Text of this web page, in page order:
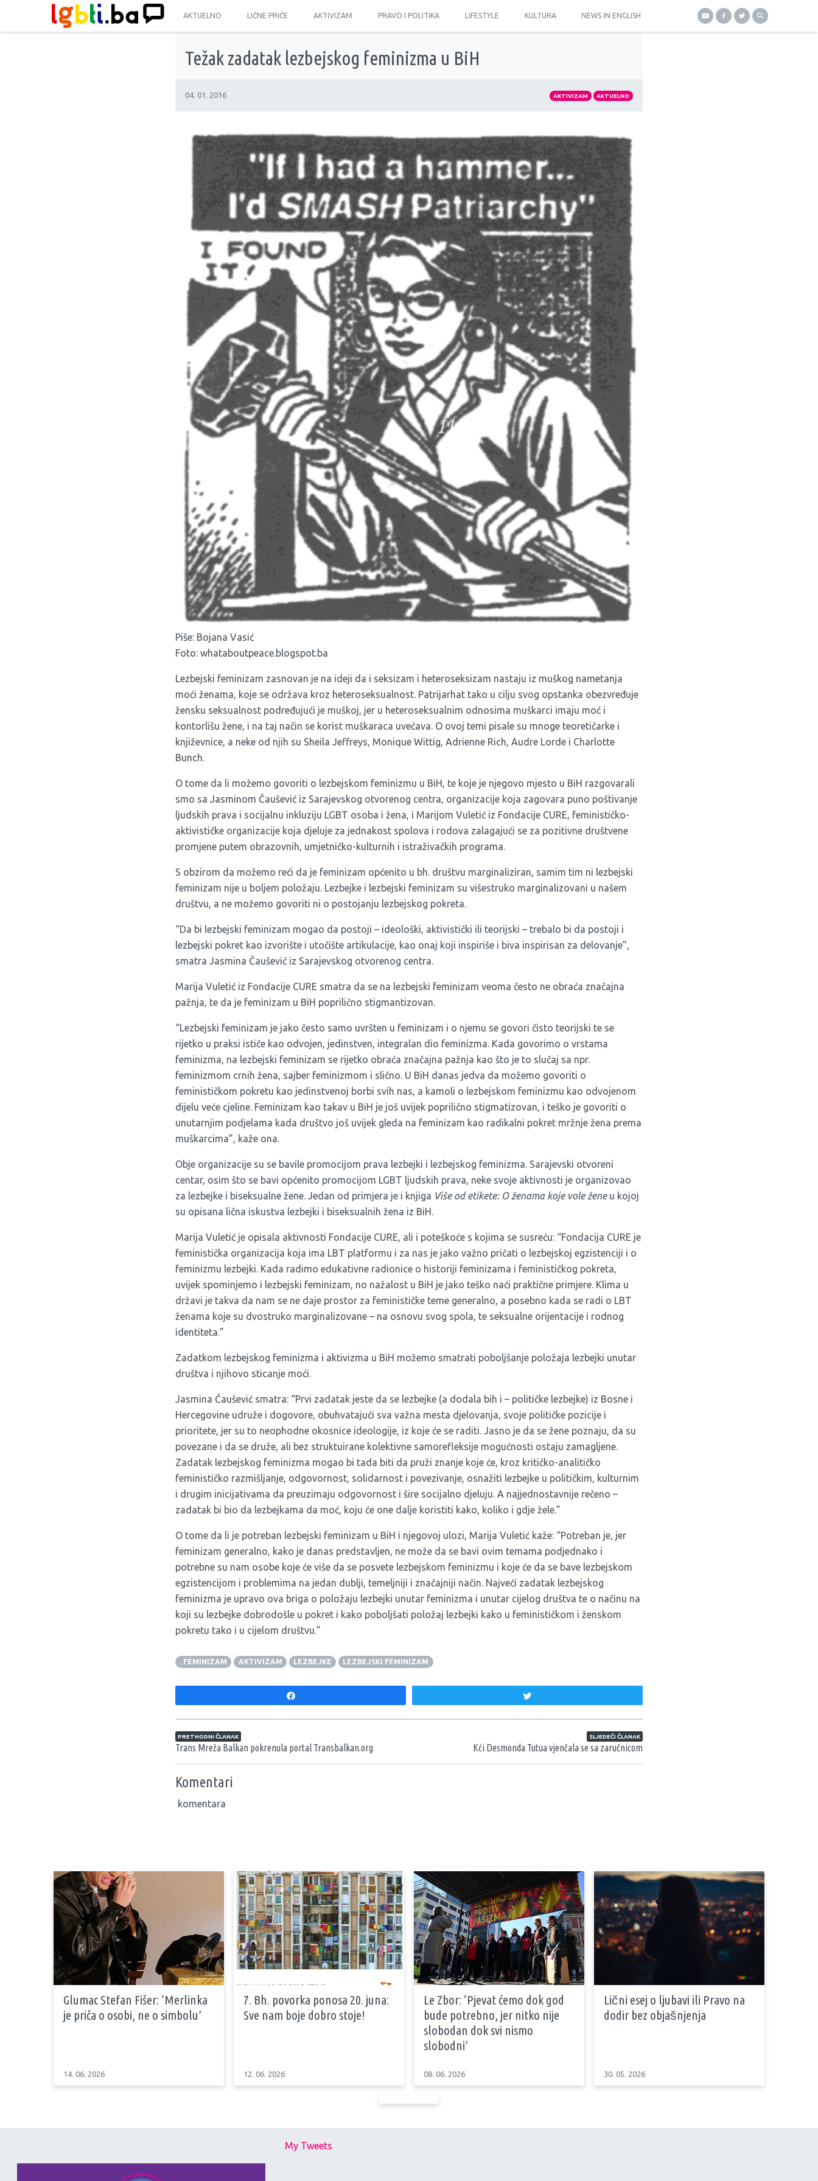
AKTUELNO LIČNE PRIČE AKTIVIZAM PRAVO I POLITIKA LIFESTYLE KULTURA NEWS IN ENGLISH
Težak zadatak lezbejskog feminizma u BiH
04. 01. 2016 AKTIVIZAM AKTUELNO
Piše: Bojana Vasić
Foto: whataboutpeace.blogspot.ba
Lezbejski feminizam zasnovan je na ideji da i seksizam i heteroseksizam nastaju iz muškog nametanja
moći ženama, koje se održava kroz heteroseksualnost. Patrijarhat tako u cilju svog opstanka obezvređuje
žensku seksualnost podređujući je muškoj, jer u heteroseksualnim odnosima muškarci imaju moć i
kontorlišu žene, i na taj način se korist muškaraca uvećava. O ovoj temi pisale su mnoge teoretičarke i
književnice, a neke od njih su Sheila Jeffreys, Monique Wittig, Adrienne Rich, Audre Lorde i Charlotte
Bunch.
O tome da li možemo govoriti o lezbejskom feminizmu u BiH, te koje je njegovo mjesto u BiH razgovarali
smo sa Jasminom Čaušević iz Sarajevskog otvorenog centra, organizacije koja zagovara puno poštivanje
ljudskih prava i socijalnu inkluziju LGBT osoba i žena, i Marijom Vuletić iz Fondacije CURE, feminističko-
aktivističke organizacije koja djeluje za jednakost spolova i rodova zalagajući se za pozitivne društvene
promjene putem obrazovnih, umjetničko-kulturnih i istraživačkih programa.
S obzirom da možemo reći da je feminizam općenito u bh. društvu marginaliziran, samim tim ni lezbejski
feminizam nije u boljem položaju. Lezbejke i lezbejski feminizam su višestruko marginalizovani u našem
društvu, a ne možemo govoriti ni o postojanju lezbejskog pokreta.
“Da bi lezbejski feminizam mogao da postoji – ideološki, aktivistički ili teorijski – trebalo bi da postoji i
lezbejski pokret kao izvorište i utočište artikulacije, kao onaj koji inspiriše i biva inspirisan za delovanje”,
smatra Jasmina Čaušević iz Sarajevskog otvorenog centra.
Marija Vuletić iz Fondacije CURE smatra da se na lezbejski feminizam veoma često ne obraća značajna
pažnja, te da je feminizam u BiH poprilično stigmantizovan.
“Lezbejski feminizam je jako često samo uvršten u feminizam i o njemu se govori čisto teorijski te se
rijetko u praksi ističe kao odvojen, jedinstven, integralan dio feminizma. Kada govorimo o vrstama
feminizma, na lezbejski feminizam se rijetko obraća značajna pažnja kao što je to slučaj sa npr.
feminizmom crnih žena, sajber feminizmom i slično. U BiH danas jedva da možemo govoriti o
feminističkom pokretu kao jedinstvenoj borbi svih nas, a kamoli o lezbejskom feminizmu kao odvojenom
dijelu veće cjeline. Feminizam kao takav u BiH je još uvijek poprilično stigmatizovan, i teško je govoriti o
unutarnjim podjelama kada društvo još uvijek gleda na feminizam kao radikalni pokret mržnje žena prema
muškarcima”, kaže ona.
Obje organizacije su se bavile promocijom prava lezbejki i lezbejskog feminizma. Sarajevski otvoreni
centar, osim što se bavi općenito promocijom LGBT ljudskih prava, neke svoje aktivnosti je organizovao
za lezbejke i biseksualne žene. Jedan od primjera je i knjiga Više od etikete: O ženama koje vole ženeu kojoj
su opisana lična iskustva lezbejki i biseksualnih žena iz BiH.
Marija Vuletić je opisala aktivnosti Fondacije CURE, ali i poteškoće s kojima se susreću: “Fondacija CURE je
feministička organizacija koja ima LBT platformu i za nas je jako važno pričati o lezbejskoj egzistenciji i o
feminizmu lezbejki. Kada radimo edukativne radionice o historiji feminizama i feminističkog pokreta,
uvijek spominjemo i lezbejski feminizam, no nažalost u BiH je jako teško naći praktične primjere. Klima u
državi je takva da nam se ne daje prostor za feminističke teme generalno, a posebno kada se radi o LBT
ženama koje su dvostruko marginalizovane – na osnovu svog spola, te seksualne orijentacije i rodnog
identiteta.”
Zadatkom lezbejskog feminizma i aktivizma u BiH možemo smatrati poboljšanje položaja lezbejki unutar
društva i njihovo sticanje moći.
Jasmina Čaušević smatra: “Prvi zadatak jeste da se lezbejke (a dodala bih i – političke lezbejke) iz Bosne i
Hercegovine udruže i dogovore, obuhvatajući sva važna mesta djelovanja, svoje političke pozicije i
prioritete, jer su to neophodne okosnice ideologije, iz koje će se raditi. Jasno je da se žene poznaju, da su
povezane i da se druže, ali bez struktuirane kolektivne samorefleksije mogućnosti ostaju zamagljene.
Zadatak lezbejskog feminizma mogao bi tada biti da pruži znanje koje će, kroz kritičko-analitičko
feminističko razmišljanje, odgovornost, solidarnost i povezivanje, osnažiti lezbejke u političkim, kulturnim
i drugim inicijativama da preuzimaju odgovornost i šire socijalno djeluju. A najjednostavnije rečeno –
zadatak bi bio da lezbejkama da moć, koju će one dalje koristiti kako, koliko i gdje žele.”
O tome da li je potreban lezbejski feminizam u BiH i njegovoj ulozi, Marija Vuletić kaže: “Potreban je, jer
feminizam generalno, kako je danas predstavljen, ne može da se bavi ovim temama podjednako i
potrebne su nam osobe koje će više da se posvete lezbejskom feminizmu i koje će da se bave lezbejskom
egzistencijom i problemima na jedan dublji, temeljniji i značajniji način. Najveći zadatak lezbejskog
feminizma je upravo ova briga o položaju lezbejki unutar feminizma i unutar cijelog društva te o načinu na
koji su lezbejke dobrodošle u pokret i kako poboljšati položaj lezbejki kako u feminističkom i ženskom
pokretu tako i u cijelom društvu.”
. FEMINIZAM AKTIVIZAM LEZBEJKE LEZBEJSKI FEMINIZAM
Navigacija članaka
PRETHODNI ČLANAK
Trans Mreža Balkan pokrenula portal Transbalkan.org
SLJEDEĆI ČLANAK
Kći Desmonda Tutua vjenčala se sa zaručnicom
Komentari
komentara
Glumac Stefan Fišer: ‘Merlinka
je priča o osobi, ne o simbolu’
14. 06. 2026
7. Bh. povorka ponosa 20. juna:
Sve nam boje dobro stoje!
12. 06. 2026
Le Zbor: ‘Pjevat ćemo dok god
bude potrebno, jer nitko nije
slobodan dok svi nismo
slobodni’
08. 06. 2026
Lični esej o ljubavi ili Pravo na
dodir bez objašnjenja
30. 05. 2026
My Tweets